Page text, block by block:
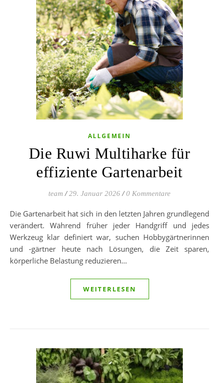
ALLGEMEIN
Die Ruwi Multiharke für
effiziente Gartenarbeit
team / 29. Januar 2026 / 0 Kommentare
Die Gartenarbeit hat sich in den letzten Jahren grundlegend
verändert. Während früher jeder Handgriff und jedes
Werkzeug klar definiert war, suchen Hobbygärtnerinnen
und -gärtner heute nach Lösungen, die Zeit sparen,
körperliche Belastung reduzieren…
WEITERLESEN